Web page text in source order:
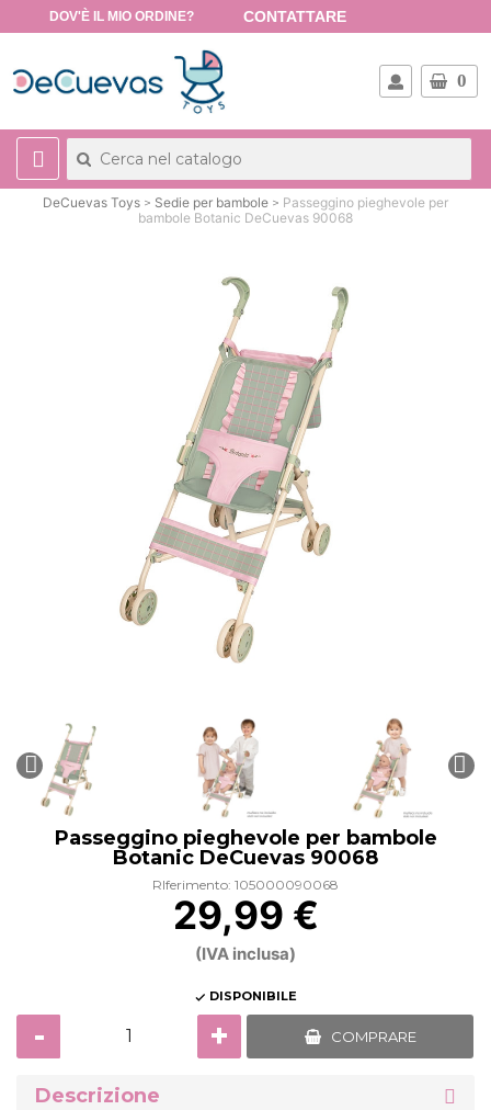
DOV'È IL MIO ORDINE? CONTATTARE
0
DeCuevas Toys Sedie per bambole
Passeggino pieghevole per
bambole Botanic DeCuevas 90068
Passeggino pieghevole per bambole
Botanic DeCuevas 90068
RIferimento: 105000090068
29,99 €
(IVA inclusa)
 DISPONIBILE
- + COMPRARE
Descrizione